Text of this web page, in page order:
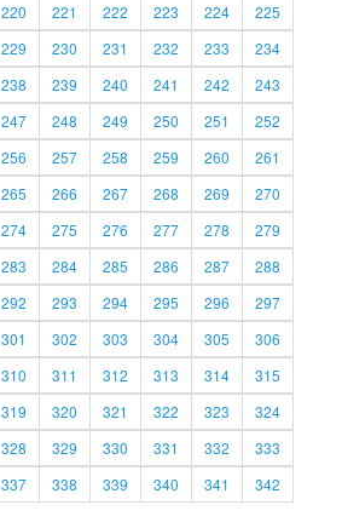
220 221 222 223 224
225
229 230 231 232 233
234
238 239 240 241 242
243
247 248 249 250 251
252
256 257 258 259 260
261
265 266 267 268 269
270
274 275 276 277 278
279
283 284 285 286 287
288
292 293 294 295 296
297
301 302 303 304 305
306
310 311 312 313 314
315
319 320 321 322 323
324
328 329 330 331 332
333
337 338 339 340 341
342